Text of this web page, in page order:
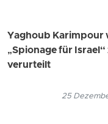
Yaghoub Karimpour
„Spionage für
verurteilt
25